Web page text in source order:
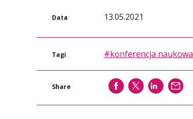
Data 13.05.2021
Tagi #konferencja naukowa
Share SHARE SHARE SHARE